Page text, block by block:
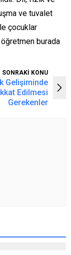
ve tuvalet
çocuklar
burada
SONRAKİ KONU
Gelişiminde
Edilmesi
Gerekenler